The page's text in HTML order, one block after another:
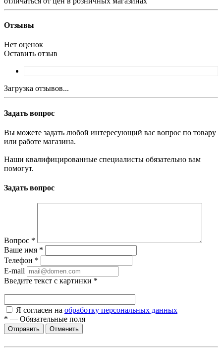
Отзывы
Нет оценок
Оставить отзыв
Загрузка отзывов...
Задать вопрос
Вы можете задать любой интересующий вас вопрос по товару
или работе магазина.
Наши квалифицированные специалисты обязательно вам
помогут.
Задать вопрос
Вопрос *
Ваше имя *
Телефон *
E-mail
Введите текст с картинки *
Я согласен на обработку персональных данных
* — Обязательные поля
Отменить